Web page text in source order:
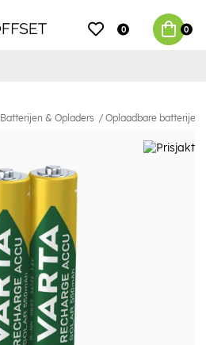
0 0
Batterijen & Opladers Oplaadbare batterijen